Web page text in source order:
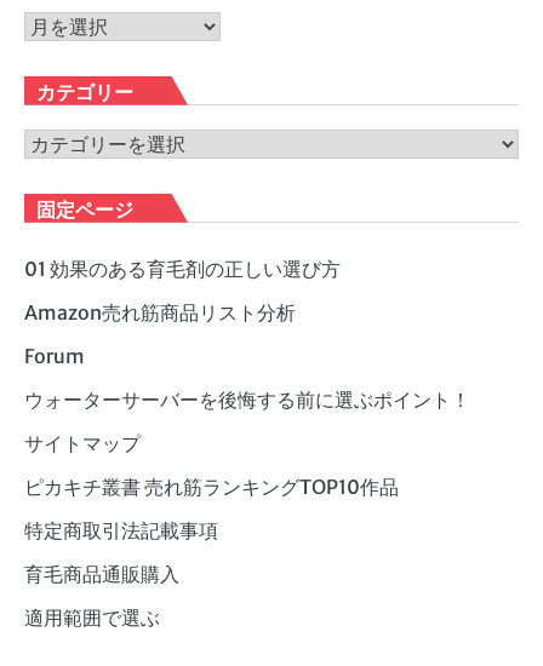
ア
カ
イ
ブ
カテゴリー
カ
ゴ
リ
ー
固定ページ
01 効果のある育毛剤の正しい選び方
Amazon売れ筋商品リスト分析
Forum
ウォーターサーバーを後悔する前に選ぶポイント！
サイトマップ
ピカキチ叢書 売れ筋ランキングTOP10作品
特定商取引法記載事項
育毛商品通販購入
適用範囲で選ぶ